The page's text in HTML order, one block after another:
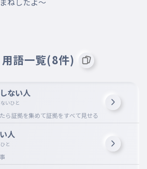
用語一覧(8件)
ない人
いひと
ら証拠を集めて証拠をすべて見せる
人
と